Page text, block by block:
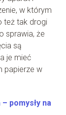
w którym
też tak drogi
sprawia, że
są
je mieć
papierze w
pomysły na